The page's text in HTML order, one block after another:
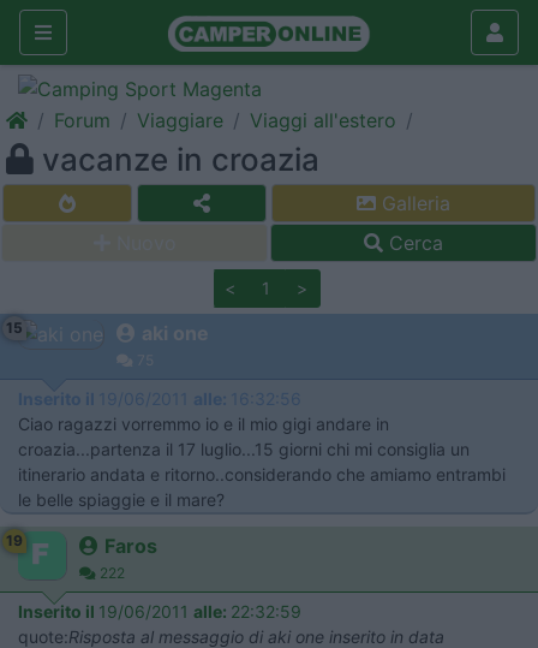
Forum Viaggiare Viaggi all'estero
vacanze in croazia
Galleria
Cerca
< 1 >
15 aki one
75
Inserito il 19/06/2011 alle: 16:32:56
Ciao ragazzi vorremmo io e il mio gigi andare in
croazia...partenza il 17 luglio...15 giorni chi mi consiglia un
itinerario andata e ritorno..considerando che amiamo entrambi
le belle spiaggie e il mare?
19 Faros
222
Inserito il 19/06/2011 alle: 22:32:59
quote:Risposta al messaggio di aki one inserito in data